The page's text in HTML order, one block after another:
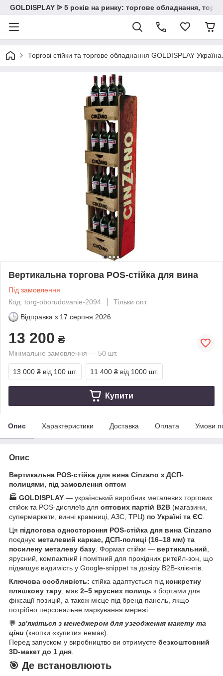
GOLDISPLAY ᐉ 5 років на ринку: торгове обладнання,
Торгові стійки та торгове обладнання GOLDISPLAY
Вертикальна торгова POS-стійка для вина
Під замовлення
Код: torg-oborudovanie-2094
Тільки опт
Відправка з 17 серпня 2026
13 200 ₴
Мінімальне замовлення — 50 шт.
13 000 ₴ від 100 шт. 11 400 ₴ від 1000 шт.
Купити
Опис Характеристики Доставка Оплата Умови
Опис
Вертикальна POS-стійка для вина Cinzano з ДСП-
полицями, під замовлення оптом
🏭 GOLDISPLAY — український виробник металевих торгових
стійок та POS-дисплеїв для оптових партій B2B (магазини,
супермаркети, винні крамниці, АЗС, ТРЦ) по Україні та ЄС
Ця підлогова одностороння POS-стійка для вина Cinzano
поєднує металевий каркас, ДСП-полиці (16–18 мм) та
посилену металеву базу . Формат стійки — вертикальний
ярусний, компактний і помітний для прохідних ритейл-зон, що
підвищує видимість у Google-snippet та довіру B2B-клієнтів.
Ключова особливість: стійка адаптується під конкретну
пляшкову тару , має 2–5 ярусних полиць з бортами для
фіксації позицій, а також місце під бренд-панель, якщо
потрібно персональне маркування мережі.
💬 зв’яжіться з менеджером для узгодження макету та
ціни (кнопки «купити» немає).
Перед запуском у виробництво ви отримуєте безкоштовний
3D-макет до 1 дня
🎯 Де встановлюють